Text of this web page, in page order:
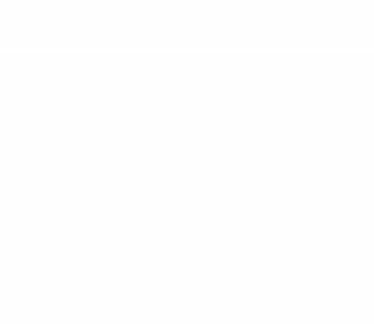
Sustainable Development Goals? En ten
tips zijn welkom op
Massimo Piglicucci -